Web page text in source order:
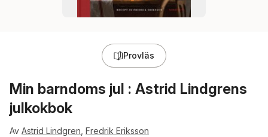
Provläs
Min barndoms jul : Astrid Lindgrens
julkokbok
Av Astrid Lindgren Fredrik Eriksson